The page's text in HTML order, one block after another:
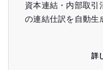
資本連結・内部取引
の連結仕訳を自動生
詳